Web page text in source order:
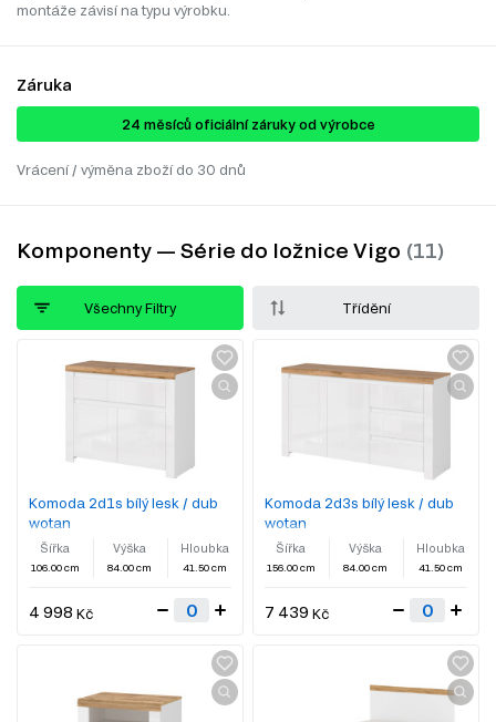
montáže závisí na typu výrobku.
Záruka
24 ​​​​měsíců oficiální záruky od výrobce
Vrácení / výměna zboží do 30 dnů
Komponenty — Série do ložnice Vigo
Všechny Filtry Třídění
Komoda 2d1s bílý lesk / dub
wotan
Šířka
106.00 cm
Výška
84.00 cm
Hloubka
41.50 cm
4 998 Kč
Komoda 2d3s bílý lesk / dub
wotan
Šířka
156.00 cm
Výška
84.00 cm
Hloubka
41.50 cm
7 439 Kč